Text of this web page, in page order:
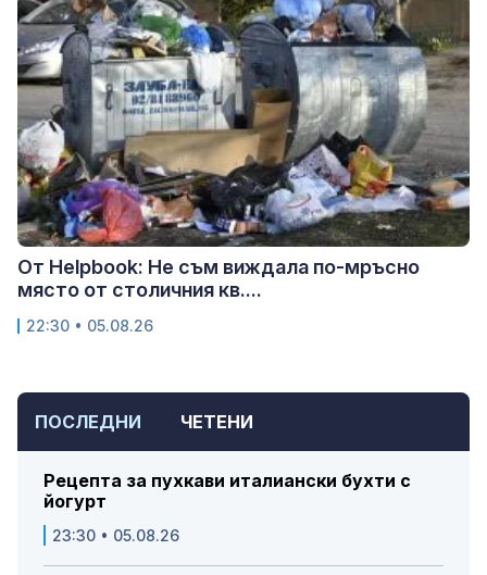
ПОСЛЕДНИ ЧЕТЕНИ
Рецепта за пухкави италиански бухти с
йогурт
23:30 • 05.08.26
От Helpbook: Не съм виждала по-мръсно
място от столичния кв....
22:30 • 05.08.26